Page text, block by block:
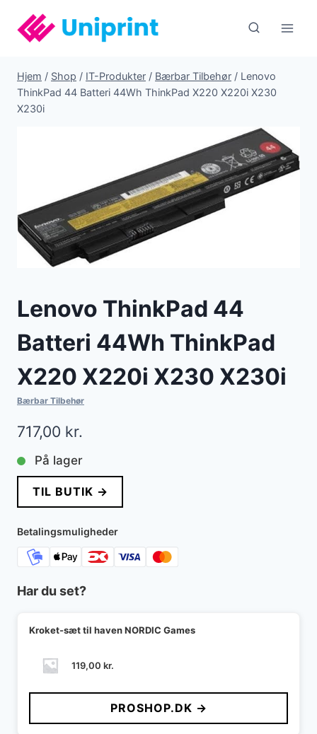
indhold
Hjem / Shop / IT-Produkter / Bærbar Tilbehør / Lenovo
ThinkPad 44 Batteri 44Wh ThinkPad X220 X220i X230
X230i
Lenovo ThinkPad 44
Batteri 44Wh ThinkPad
X220 X220i X230 X230i
Bærbar Tilbehør
717,00 kr.
På lager
TIL BUTIK →
Betalingsmuligheder
Har du set?
Kroket-sæt til haven NORDIC Games
119,00 kr.
PROSHOP.DK →